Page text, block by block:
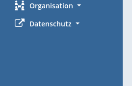
Organisation
Datenschutz